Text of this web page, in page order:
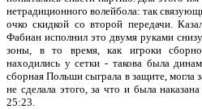
нетрадиционного волейбола: так
очко скидкой со второй передачи.
Фабиан исполнил это двумя руками
зоны, в то время, как игроки
находились у сетки - такова была
сборная Польши сыграла в защите, могла
не сделала этого, за что и была
25:23.